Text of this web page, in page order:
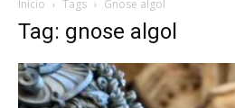
Início Tags Gnose algol
Tag: gnose algol